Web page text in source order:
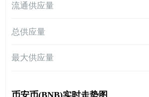
流通供应量
总供应量
最大供应量
币安币(BNB)实时走势图